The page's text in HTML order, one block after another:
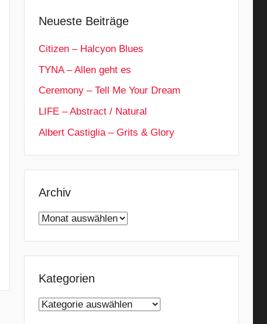
Neueste Beiträge
Citizen – Halcyon Blues
TYNA – Allen geht es
Ceremony – Tell Me Your Dream
LIFE – Abstract / Natural
Albert Castiglia – Grits & Glory
Archiv
Archiv
Kategorien
Kategorien